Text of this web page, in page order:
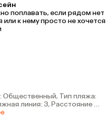
поплавать, если рядом нет
или к нему просто не хочется
Общественный, Тип пляжа:
линия: 3, Расстояние до